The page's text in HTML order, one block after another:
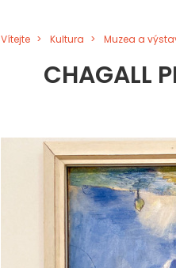
Vítejte Kultura Muzea a
CHAGALL